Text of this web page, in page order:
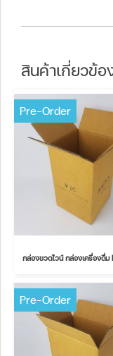
สินค้าเกี่ยวข้อ
Pre-Order
กล่องขวดไวน์ กล่องเครื่องดื่ม
Pre-Order